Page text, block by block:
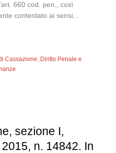
660 cod. pen., così
contestato ai sensi...
Cassazione, Diritto Penale e
sezione I,
n. 14842. In